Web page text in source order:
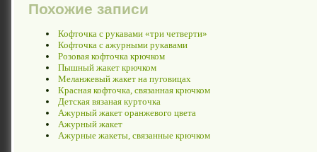
Похожие записи
Кофточка с рукавами «три четверти»
Кофточка с ажурными рукавами
Розовая кофточка крючком
Пышный жакет крючком
Меланжевый жакет на пуговицах
Красная кофточка, связанная крючком
Детская вязаная курточка
Ажурный жакет оранжевого цвета
Ажурный жакет
Ажурные жакеты, связанные крючком